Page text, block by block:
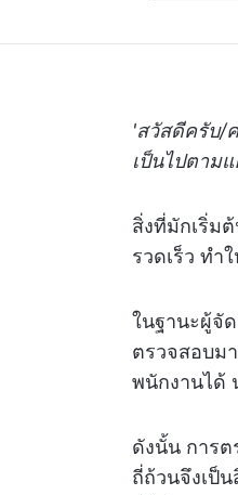
'สวัสดีครับ/
เป็นไปตาม
สิ่งที่มักเริ่ม
รวดเร็ว ทำ
ในฐานะผู้จั
ตรวจสอบม
พนักงานได้
ดังนั้น การต
ถี่ถ้วนจึงเป็